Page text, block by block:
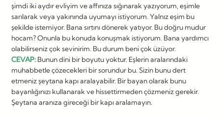
şimdi iki aydır evliyim ve affınıza sığınarak yazıyorum, eşimle
sarılarak veya yakınında uyumayı istiyorum. Yalnız eşim bu
şekilde istemiyor. Bana sırtını dönerek yatıyor. Bu doğru mudur
hocam? Onunla bu konuda konuşmak istiyorum. Bana yardımcı
olabilirseniz çok sevinirim. Bu durum beni çok üzüyor.
CEVAP: Bunun dini bir boyutu yoktur. Eşlerin aralarındaki
muhabbetle çözecekleri bir sorundur bu. Sizin bunu dert
etmeniz şeytana kapı aralayabilir. Bir bayan olarak bunu
bayanlığınızı kullanarak ve hissettirmeden çözmeniz gerekir.
Şeytana aranıza gireceği bir kapı aralamayın.